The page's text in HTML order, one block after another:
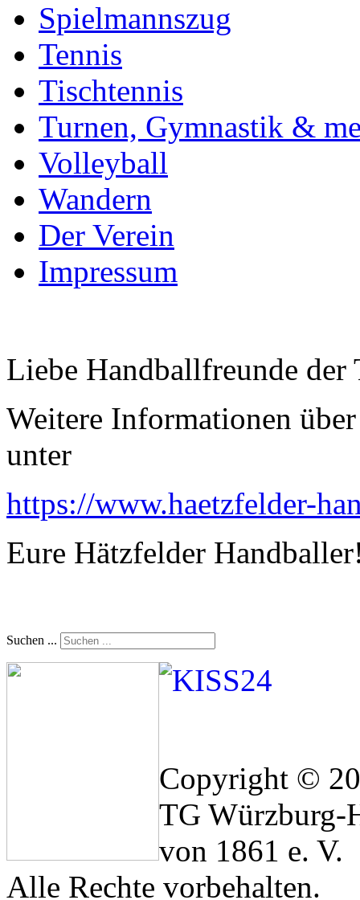
Spielmannszug
Tennis
Tischtennis
Turnen, Gymnastik &
Volleyball
Wandern
Der Verein
Impressum
Liebe Handballfreunde
Weitere Informationen
unter
https://www.haetzfelder-
Eure Hätzfelder
Suchen ...
Copyright ©
TG Würzburg-
von 1861 e. V.
Alle Rechte vorbehalten.